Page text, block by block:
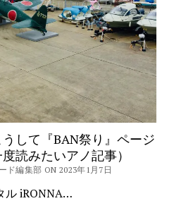
して『BAN祭り』ページ
読みたいアノ記事）
ド編集部 ON 2023年1月7日
ル iRONNA…